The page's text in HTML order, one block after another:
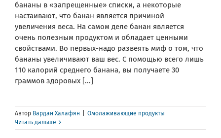
бананы в «запрещенные» списки, а некоторые
настаивают, что банан является причиной
увеличения веса. На самом деле банан является
очень полезным продуктом и обладает ценными
свойствами. Во первых-надо развеять миф о том, что
бананы увеличивают ваш вес. С помощью всего лишь
110 калорий среднего банана, вы получаете 30
граммов здоровых [...]
Автор Вардан Халафян
Омолаживающие продукты
Читать дальше